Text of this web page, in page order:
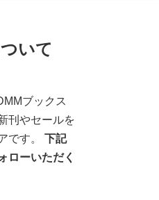
いて
ブックス
刊やセールを
です。下記
ローいただく